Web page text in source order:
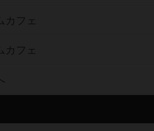
カフェ
カフェ